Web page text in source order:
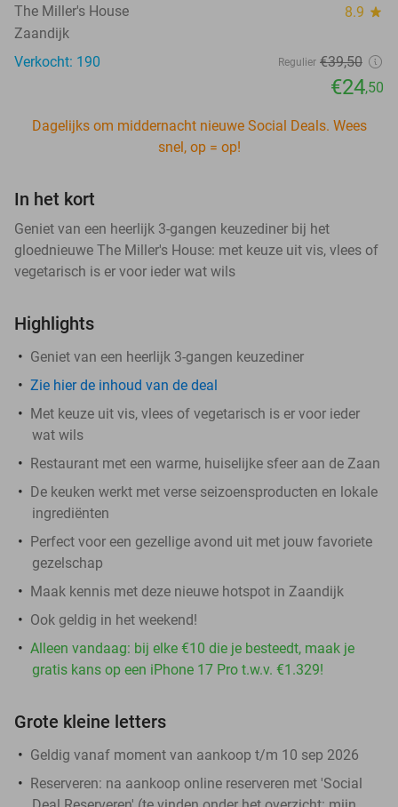
The Miller's House 8.9 star
Zaandijk
Verkocht: 190
Regulier €39,50
€24,50
Dagelijks om middernacht nieuwe Social Deals. Wees
snel, op = op!
In het kort
Geniet van een heerlijk 3-gangen keuzediner bij het
gloednieuwe The Miller's House: met keuze uit vis, vlees of
vegetarisch is er voor ieder wat wils
Highlights
Geniet van een heerlijk 3-gangen keuzediner
Zie hier de inhoud van de deal
Met keuze uit vis, vlees of vegetarisch is er voor ieder
wat wils
Restaurant met een warme, huiselijke sfeer aan de Zaan
De keuken werkt met verse seizoensproducten en lokale
ingrediënten
Perfect voor een gezellige avond uit met jouw favoriete
gezelschap
Maak kennis met deze nieuwe hotspot in Zaandijk
Ook geldig in het weekend!
Alleen vandaag: bij elke €10 die je besteedt, maak je
gratis kans op een iPhone 17 Pro t.w.v. €1.329!
Grote kleine letters
Geldig vanaf moment van aankoop t/m 10 sep 2026
Reserveren: na aankoop online reserveren met 'Social